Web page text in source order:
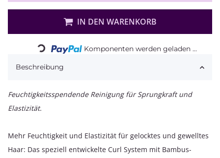
IN DEN WARENKORB
Loading... Komponenten werden geladen ...
Beschreibung
Feuchtigkeitsspendende Reinigung für Sprungkraft und
Elastizität.
Mehr Feuchtigkeit und Elastizität für gelocktes und gewelltes
Haar: Das speziell entwickelte Curl System mit Bambus-